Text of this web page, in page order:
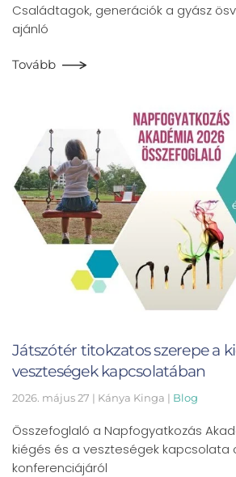
Családtagok, generációk a gyász
ajánló
Tovább
Játszótér titokzatos szerepe a
veszteségek kapcsolatában
2026. május 27 | Kánya Kinga | Blog
Összefoglaló a Napfogyatkozás
kiégés és a veszteségek kapcsolata
konferenciájáról